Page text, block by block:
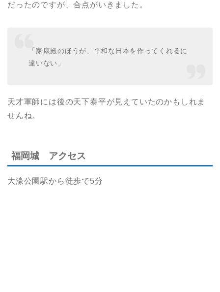
だったのですが、合点がいきました。
「家康殿のほうが、平和な日本を作ってくれるに
違いない」
天才軍師には後の天下泰平が見えていたのかもしれま
せんね。
福岡城 アクセス
大濠公園駅から徒歩で5分